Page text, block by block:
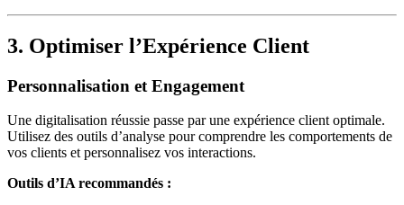
3. Optimiser l’Expérience Client
Personnalisation et Engagement
Une digitalisation réussie passe par une expérience client optimale.
Utilisez des outils d’analyse pour comprendre les comportements de
vos clients et personnalisez vos interactions.
Outils d’IA recommandés :